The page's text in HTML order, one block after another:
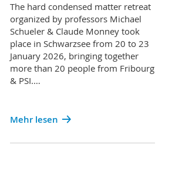
The hard condensed matter retreat
organized by professors Michael
Schueler & Claude Monney took
place in Schwarzsee from 20 to 23
January 2026, bringing together
more than 20 people from Fribourg
& PSI.…
Mehr lesen